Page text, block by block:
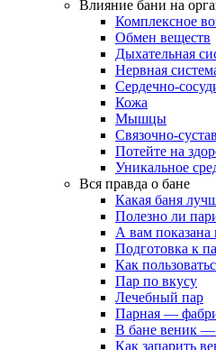
Влияние бани на
Комплексное
Обмен веществ
Дыхательная
Нервная
Сердечно-
Кожа
Мышцы
Связочно-
Потейте на
Уникальное
Вся правда о бане
Какая баня
Полезно ли
А вам показана
Подготовка к
Как
Пар по вкусу
Лечебный пар
Парная —
В бане веник —
Как запарить